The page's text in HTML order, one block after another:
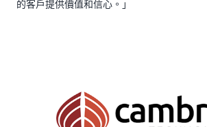
的客戶提供價值和信心。」